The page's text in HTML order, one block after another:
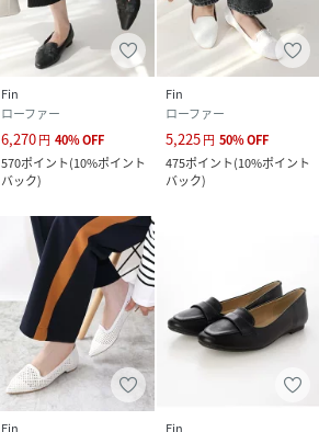
Fin
ローファー
6,270円 40%OFF
570ポイント(10%ポイント
バック)
Fin
ローファー
5,225円 50%OFF
475ポイント(10%ポイント
バック)
Fin Fin